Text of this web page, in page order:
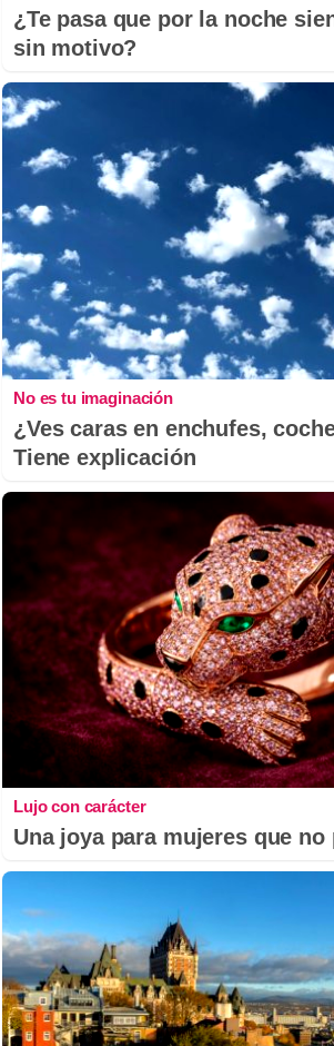
¿Te pasa que por la noche
sin motivo?
No es tu imaginación
¿Ves caras en enchufes,
Tiene explicación
Lujo con carácter
Una joya para mujeres que